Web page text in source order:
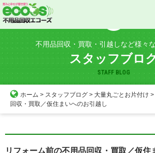
Skip
to
不用品回収・買取・引越しなど様々
スタッフブロ
STAFF BLOG
ホーム > スタッフブログ > 大量丸ごとお片付け >
回収・買取／仮住まいへのお引越し
リフォーム前の不用品回収・買取／仮住